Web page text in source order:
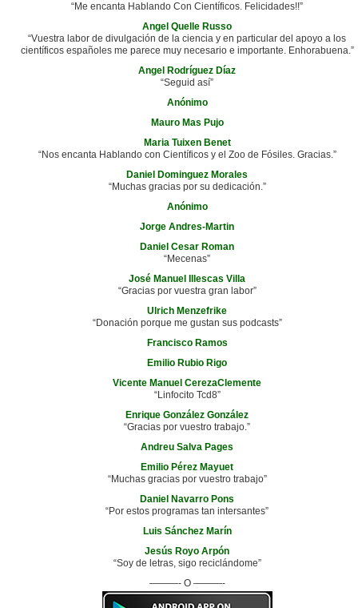
“Me encanta Hablando Con Científicos. Felicidades!!”
Angel Quelle Russo
“Vuestra labor de divulgación de la ciencia y en particular del apoyo a los
científicos españoles me parece muy necesario e importante. Enhorabuena.”
Angel Rodríguez Díaz
“Seguid así”
Anónimo
Mauro Mas Pujo
Maria Tuixen Benet
“Nos encanta Hablando con Científicos y el Zoo de Fósiles. Gracias.”
Daniel Dominguez Morales
“Muchas gracias por su dedicación.”
Anónimo
Jorge Andres-Martin
Daniel Cesar Roman
“Mecenas”
José Manuel Illescas Villa
“Gracias por vuestra gran labor”
Ulrich Menzefrike
“Donación porque me gustan sus podcasts”
Francisco Ramos
Emilio Rubio Rigo
Vicente Manuel CerezaClemente
“Linfocito Tcd8”
Enrique González González
“Gracias por vuestro trabajo.”
Andreu Salva Pages
Emilio Pérez Mayuet
“Muchas gracias por vuestro trabajo”
Daniel Navarro Pons
“Por estos programas tan intersantes”
Luis Sánchez Marín
Jesús Royo Arpón
“Soy de letras, sigo reciclándome”
———- O ———-